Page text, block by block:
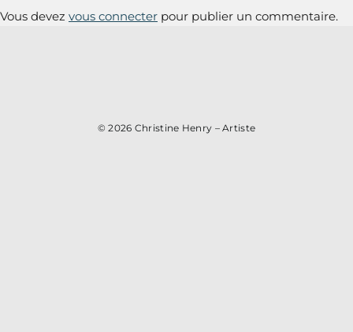
Vous devez vous connecter pour publier un commentaire.
© 2026 Christine Henry – Artiste